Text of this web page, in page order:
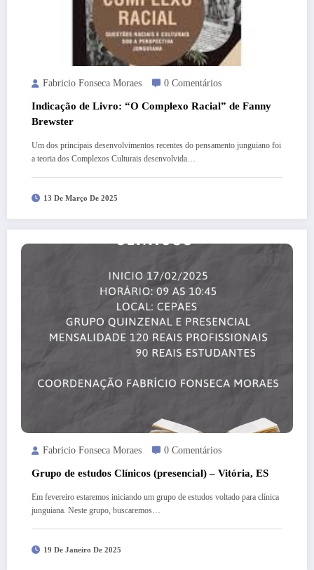
Fabricio Fonseca Moraes 0 Comentários
Indicação de Livro: “O Complexo Racial” de Fanny
Brewster
Um dos principais desenvolvimentos recentes do pensamento junguiano foi
a teoria dos Complexos Culturais desenvolvida…
13 De Março De 2025
Fabricio Fonseca Moraes 0 Comentários
Grupo de estudos Clínicos (presencial) – Vitória, ES
Em fevereiro estaremos iniciando um grupo de estudos voltado para clínica
junguiana. Neste grupo, buscaremos…
19 De Janeiro De 2025